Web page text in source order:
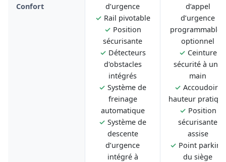
Confort
d’urgence
✓ Rail pivotable
✓ Position
sécurisante
✓ Détecteurs
d'obstacles
intégrés
✓ Système de
freinage
automatique
✓ Système de
descente
d’urgence
intégré à
d’appel
d’urgence
programmable -
optionnel
✓ Ceinture
sécurité à une
main
✓ Accoudoirs
hauteur
✓ Position
sécurisante
assise
✓ Point parking
du siège